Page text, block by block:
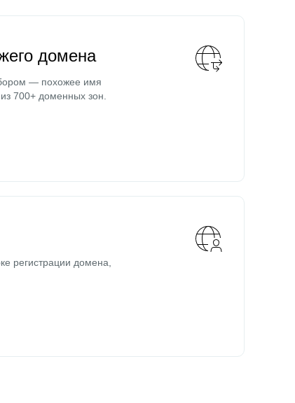
домена
— похожее имя
700+ доменных зон.
регистрации домена,